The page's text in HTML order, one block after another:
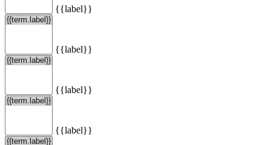
{{label}}
{{label}}
{{label}}
{{label}}